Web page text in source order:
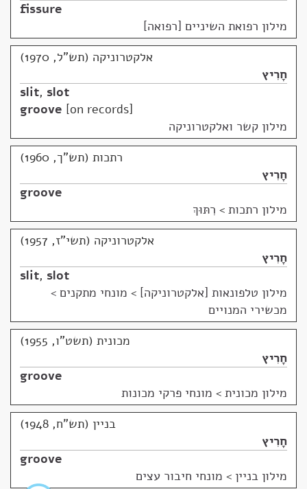
fissure
מילון רפואת השיניים [רפואה]
אלקטרוניקה (תש"ל, 1970)
חָרִיץ
slit, slot
groove on records
מילון קשר ואלקטרוניקה
רתכות (תש"ך, 1960)
חָרִיץ
groove
מילון רתכות > רִתּוּךְ
אלקטרוניקה (תשי"ז, 1957)
חָרִיץ
slit, slot
מילון טלפונאות [אלקטרוניקה] > מונחי מתקנים >
מכשירי המנויים
מכונית (תשט"ו, 1955)
חָרִיץ
groove
מילון מכונית > מונחי פרקי מכונות
בניין (תש"ח, 1948)
חָרִיץ
groove
מילון בניין > מונחי חיבור עצים